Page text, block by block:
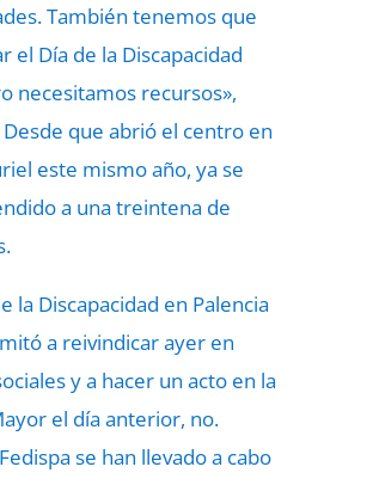
También tenemos que
el Día de la Discapacidad
necesitamos recursos»,
Desde que abrió el centro en
este mismo año, ya se
a una treintena de
la Discapacidad en Palencia
a reivindicar ayer en
y a hacer un acto en la
el día anterior, no.
se han llevado a cabo